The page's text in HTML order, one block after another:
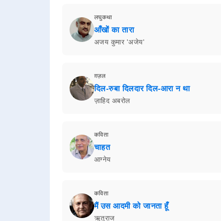
लघुकथा
आँखों का तारा
अजय कुमार 'अजेय'
ग़ज़ल
दिल-रुबा दिलदार दिल-आरा न था
ज़ाहिद अबरोल
कविता
चाहत
आग्नेय
कविता
मैं उस आदमी को जानता हूँ
ऋतुराज